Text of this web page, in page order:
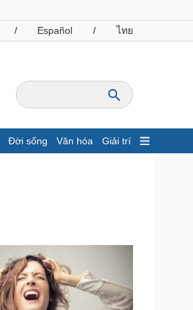
/ Español / ไทย
Đời sống Văn hóa Giải trí
Giá cà phê
Công nghệ
Sành điệu